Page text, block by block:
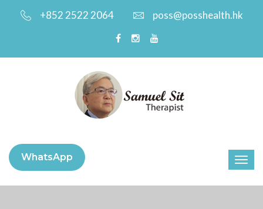
+852 2522 2064 poss@posshealth.hk
WhatsApp